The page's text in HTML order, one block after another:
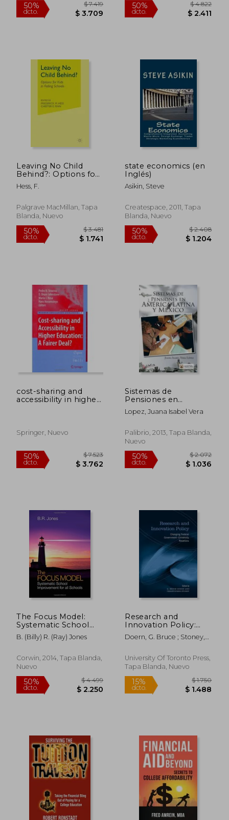
50%
dcto.
50%
dcto.
50%
dcto.
50%
dcto.
Leaving No Child
Behind?: Options for
Kids in Failing Schools
(en Inglés)
Hess, F.
Palgrave MacMillan, Tapa
Blanda, Nuevo
50%
dcto.
state economics (en
Inglés)
Asikin, Steve
Createspace, 2011, Tapa
Blanda, Nuevo
50%
cost-sharing and
accessibility in higher
Springer, Nuevo
Sistemas de
Pensiones en
America Latina y
Mexico
Lopez, Juana Isabel Vera
Palibrio, 2013, Tapa Blanda,
Nuevo
The Focus Model:
Systematic School
Improvement For All
Schools (en Inglés)
B. (billy) R. (ray) Jones
Corwin, 2014, Tapa Blanda,
Nuevo
Research and
Innovation Policy:
Changing Federal
Government -
(en Inglés)
Doern, G. Bruce ; Stoney,
University Of Toronto Press,
Tapa Blanda, Nuevo